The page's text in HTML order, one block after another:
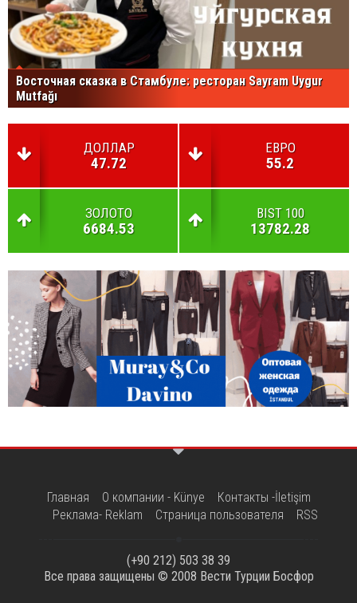
Восточная сказка в Стамбуле: ресторан Sayram Uygur
Mutfağı
ДОЛЛАР
47.72
ЕВРО
55.2
ЗОЛОТО
6684.53
BIST 100
13782.28
Главная О компании - Künye
Контакты -İletişim
Реклама- Reklam
Страница пользователя RSS
(+90 212) 503 38 39
Все права защищены © 2008 Вести Турции Босфор